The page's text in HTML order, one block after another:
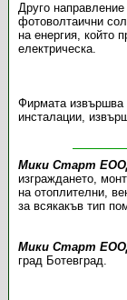
Друго
фотоволтаични
на енергия, който
електрическа.
Фирмата извършва
инсталации,
Мики Старт
изграждането,
на отоплителни,
за всякакъв тип
Мики Старт
град Ботевград.